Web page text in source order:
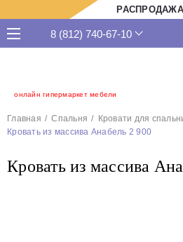
РАСПРОДАЖА
онлайн гипермаркет мебели
8 (812) 740-67-10
Главная Спальня
Кровати для
Кровать из массива Анабель 2 900
Кровать из массива